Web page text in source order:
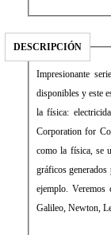
DESCRIPCIÓN
Impresionante
disponibles y este
la física:
Corporation for
como la física, se
gráficos
ejemplo. Veremos
Galileo, Newton,